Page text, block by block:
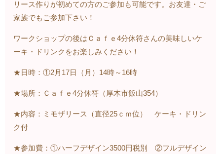
リース作りが初めての方のご参加も可能です。お友達・ご
家族でもご参加下さい！
ワークショップの後はＣａｆｅ4分休符さんの美味しいケ
ーキ・ドリンクをお楽しみください！
★日時：①2月 17日（月） 14時～ 16時
★場所：Ｃａｆｅ4分休符（厚木市飯山354）
★内容：ミモザリース（直径25 ｃｍ位） ケーキ・ドリン
ク付
★参加費：①ハーフデザイン3500円税別 ②フルデザイン